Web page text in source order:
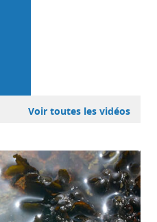
Voir toutes les vidéos